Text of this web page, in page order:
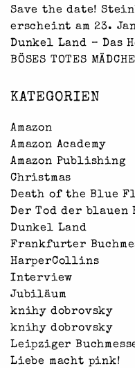
Save the date!
erscheint am 23.
Dunkel Land – Das
BÖSES TOTES
KATEGORIEN
Amazon
Amazon Academy
Amazon Publishing
Christmas
Death of the Blue
Der Tod der blauen
Dunkel Land
Frankfurter
HarperCollins
Interview
Jubiläum
knihy dobrovsky
knihy dobrovsky
Leipziger
Liebe macht pink!